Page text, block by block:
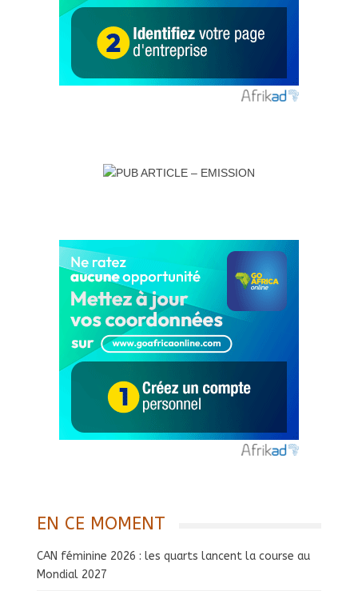
EN CE MOMENT
CAN féminine 2026 : les quarts lancent la course au
Mondial 2027